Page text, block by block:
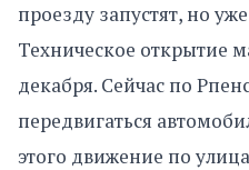
проезду запустят, но
Техническое открытие
декабря. Сейчас по
передвигаться
этого движение по